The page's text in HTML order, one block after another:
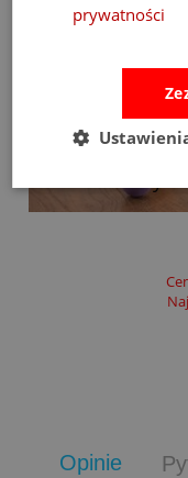
Opinie
prywatności